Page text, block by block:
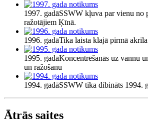
1997. gadāSSWW kļuva par vienu no
ražotājiem Ķīnā.
1996. gadāTika laista klajā pirmā
1995. gadāKoncentrēšanās uz vannu
un ražošanu
1994. gadāSSWW tika dibināts 1994.
Ātrās saites